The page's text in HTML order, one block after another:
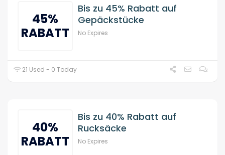
45%
RABATT
Bis zu 45% Rabatt auf
Gepäckstücke
No Expires
21 Used - 0 Today
40%
RABATT
Bis zu 40% Rabatt auf
Rucksäcke
No Expires